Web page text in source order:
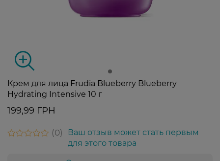
Крем для лица Frudia Blueberry Blueberry
Hydrating Intensive 10 г
199,99 ГРН
0
Ваш отзыв может стать первым
для этого товара